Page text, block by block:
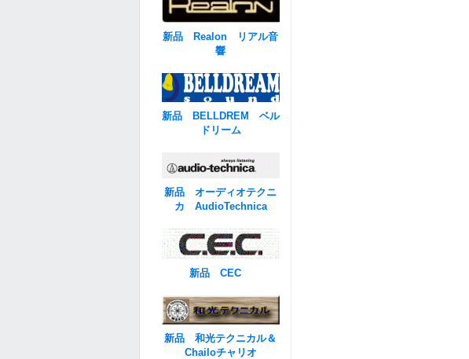
新品 Realon リアル音
響
新品 BELLDREM ベル
ドリーム
新品 オーディオテクニ
カ AudioTechnica
新品 CEC
新品 和光テクニカル＆
Chailoチャリオ